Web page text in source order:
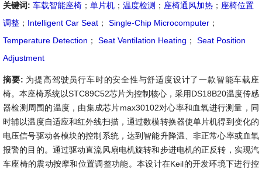
关键词: 车载智能座椅 ； 单片机 ； 温度检测 ； 座椅通风加热 ； 座椅位置
调整 ； Intelligent Car Seat ； Single-Chip Microcomputer ；
Temperature Detection ； Seat Ventilation Heating ；
Seat Position
Adjustment
摘要: 为提高驾驶员行车时的安全性与舒适度设计了一款智能车载座
椅。本座椅系统以STC89C52芯片为控制核心，采用DS18B20温度传感
器检测周围的温度，由集成芯片max30102对心率和血氧进行测量，同
时辅以温度自适应和红外线扫描，通过数模转换器使单片机得到变化的
电压信号驱动各模块的控制系统，达到智能升降温、非正常心率或血氧
报警的目的。通过驱动直流风扇电机旋转和步进电机的正反转，实现汽
车座椅的震动按摩和位置调整功能。本设计在Keil的开发环境下进行控